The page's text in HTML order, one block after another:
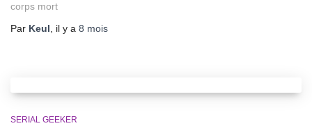
corps mort
Par Keul , il y a 8 mois
SERIAL GEEKER